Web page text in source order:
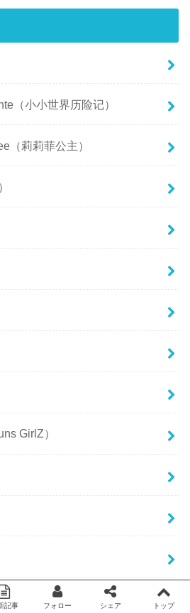
（小小世界历险记）
莉莉菲公主）
GirlZ）
記事 フォロー シェア トップ
facebook